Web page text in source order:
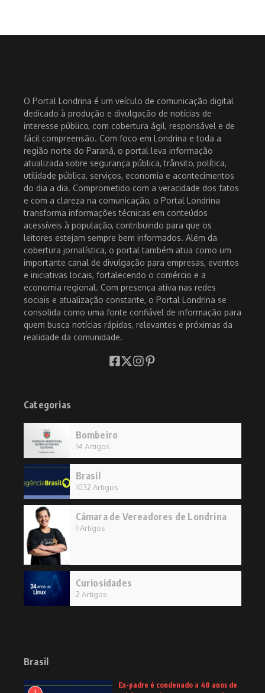
O Portal Londrina é um veículo de comunicação digital
dedicado à produção e divulgação de notícias de
interesse público, com cobertura ágil, responsável e de
fácil compreensão. Com foco em Londrina e toda a
região norte do Paraná, o portal leva informação
atualizada sobre segurança pública, trânsito, política,
utilidade pública, serviços, economia e acontecimentos
do dia a dia. Comprometido com a veracidade dos fatos
e com a clareza na comunicação, o Portal Londrina
transforma informações técnicas em conteúdos
acessíveis à população, contribuindo para que os
leitores estejam sempre bem informados. Além da
cobertura jornalística, o portal também atua como um
importante canal de divulgação para empresas, eventos
e iniciativas locais, fortalecendo o comércio e a
economia regional. Com presença ativa nas redes
sociais e atualização constante, o Portal Londrina se
consolida como uma fonte confiável de informação para
quem busca notícias rápidas, relevantes e próximas da
realidade da comunidade.
Categorias
Bombeiro
14 Artigos
Brasil
1032 Artigos
Câmara de Vereadores de Londrina
1 Artigos
Curiosidades
2 Artigos
Brasil
Ex-padre é condenado a 48 anos de